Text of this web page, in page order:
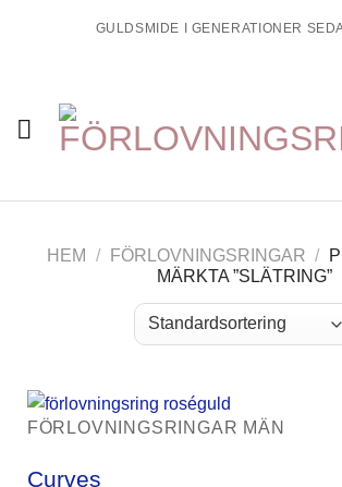
GULDSMIDE I GENERATIONER
HEM / FÖRLOVNINGSRINGAR /
MÄRKTA ”SLÄTRING”
FÖRLOVNINGSRINGAR MÄN
Curves